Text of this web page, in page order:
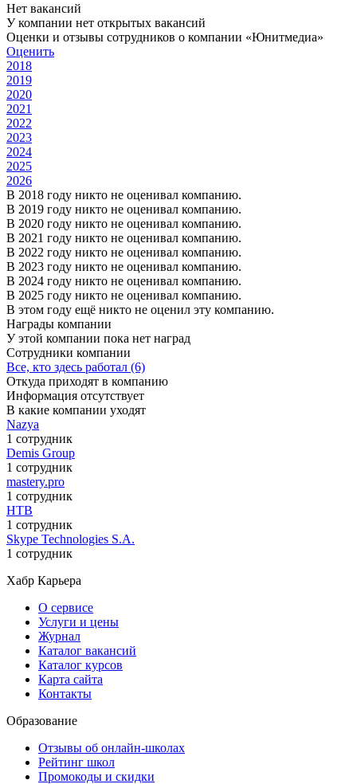
Нет вакансий
У компании нет открытых вакансий
Оценки и отзывы сотрудников о компании «Юнитмедиа»
Оценить
2018
2019
2020
2021
2022
2023
2024
2025
2026
В 2018 году никто не оценивал компанию.
В 2019 году никто не оценивал компанию.
В 2020 году никто не оценивал компанию.
В 2021 году никто не оценивал компанию.
В 2022 году никто не оценивал компанию.
В 2023 году никто не оценивал компанию.
В 2024 году никто не оценивал компанию.
В 2025 году никто не оценивал компанию.
В этом году ещё никто не оценил эту компанию.
Награды компании
У этой компании пока нет наград
Сотрудники компании
Все, кто здесь работал (6)
Откуда приходят в компанию
Информация отсутствует
В какие компании уходят
Nazya
1 сотрудник
Demis Group
1 сотрудник
mastery.pro
1 сотрудник
НТВ
1 сотрудник
Skype Technologies S.A.
1 сотрудник
Хабр Карьера
О сервисе
Услуги и цены
Журнал
Каталог вакансий
Каталог курсов
Карта сайта
Контакты
Образование
Отзывы об онлайн-школах
Рейтинг школ
Промокоды и скидки